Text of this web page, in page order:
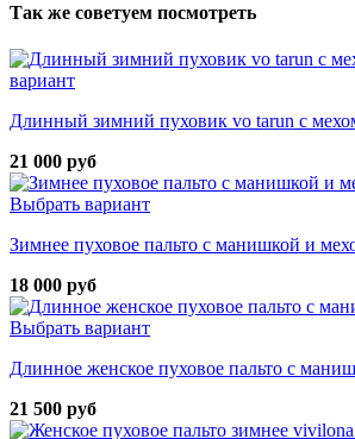
Так же советуем посмотреть
вариант
Длинный зимний пуховик vo tarun с
21 000 руб
Выбрать вариант
Зимнее пуховое пальто с манишкой и
18 000 руб
Выбрать вариант
Длинное женское пуховое пальто с
21 500 руб